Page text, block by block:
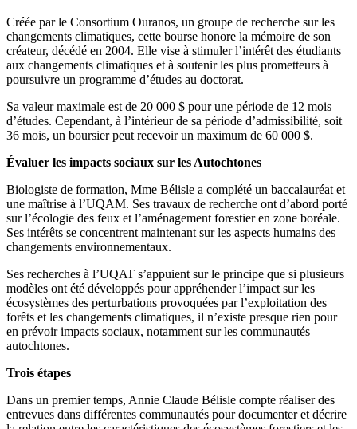
Créée par le Consortium Ouranos, un groupe de recherche sur les
changements climatiques, cette bourse honore la mémoire de son
créateur, décédé en 2004. Elle vise à stimuler l’intérêt des étudiants
aux changements climatiques et à soutenir les plus prometteurs à
poursuivre un programme d’études au doctorat.
Sa valeur maximale est de 20 000 $ pour une période de 12 mois
d’études. Cependant, à l’intérieur de sa période d’admissibilité, soit
36 mois, un boursier peut recevoir un maximum de 60 000 $.
Évaluer les impacts sociaux sur les Autochtones
Biologiste de formation, Mme Bélisle a complété un baccalauréat et
une maîtrise à l’UQAM. Ses travaux de recherche ont d’abord porté
sur l’écologie des feux et l’aménagement forestier en zone boréale.
Ses intérêts se concentrent maintenant sur les aspects humains des
changements environnementaux.
Ses recherches à l’UQAT s’appuient sur le principe que si plusieurs
modèles ont été développés pour appréhender l’impact sur les
écosystèmes des perturbations provoquées par l’exploitation des
forêts et les changements climatiques, il n’existe presque rien pour
en prévoir impacts sociaux, notamment sur les communautés
autochtones.
Trois étapes
Dans un premier temps, Annie Claude Bélisle compte réaliser des
entrevues dans différentes communautés pour documenter et décrire